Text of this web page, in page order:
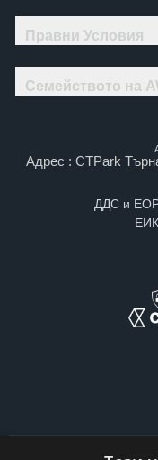
Правни Условия
Семейството на
Адрес : CTPark
ДДС и